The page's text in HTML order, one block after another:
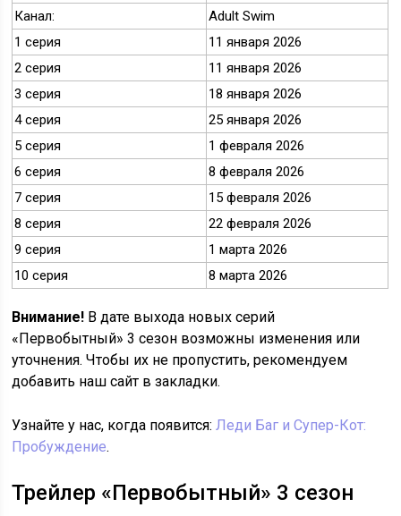
Канал:
Adult Swim
1 серия
11 января 2026
2 серия
11 января 2026
3 серия
18 января 2026
4 серия
25 января 2026
5 серия
1 февраля 2026
6 серия
8 февраля 2026
7 серия
15 февраля 2026
8 серия
22 февраля 2026
9 серия
1 марта 2026
10 серия
8 марта 2026
Внимание! В дате выхода новых серий
«Первобытный» 3 сезон возможны изменения или
уточнения. Чтобы их не пропустить, рекомендуем
добавить наш сайт в закладки.
Узнайте у нас, когда появится:Леди Баг и Супер-Кот:
Пробуждение.
Трейлер «Первобытный» 3 сезон